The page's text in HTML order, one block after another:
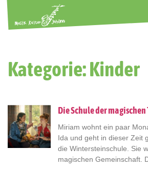
Kategorie: Kinder
Die Schule der magischen
Miriam wohnt ein paar
Ida und geht in dieser Zeit
die Wintersteinschule. Sie
magischen Gemeinschaft.